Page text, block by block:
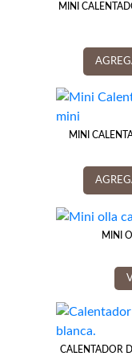
MINI
MINI
MINI
CALENTADOR